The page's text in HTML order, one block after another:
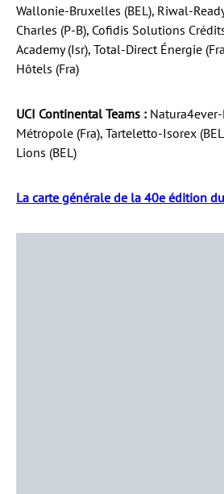
Wallonie-Bruxelles (BEL), Riwal-
Charles (P-B), Cofidis Solutions
Academy (Isr), Total-Direct Énergie
Hôtels (Fra)
UCI Continental Teams :
Métropole (Fra), Tarteletto-Isorex
Lions (BEL)
La carte générale de la 40e édition